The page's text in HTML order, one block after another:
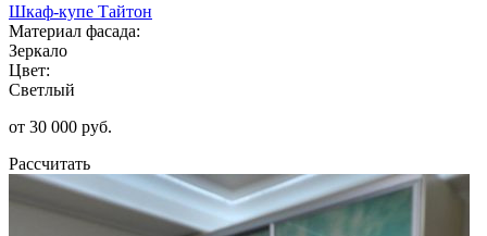
Шкаф-купе Тайтон
Материал фасада:
Зеркало
Цвет:
Светлый
от 30 000 руб.
Рассчитать